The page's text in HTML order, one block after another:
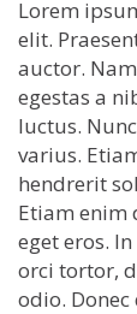
Lorem
elit.
auctor.
egestas a
luctus.
varius.
hendrerit
Etiam enim
eget eros.
orci tortor,
odio.